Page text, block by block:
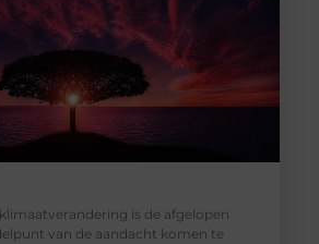
is de afgelopen
van de aandacht komen te